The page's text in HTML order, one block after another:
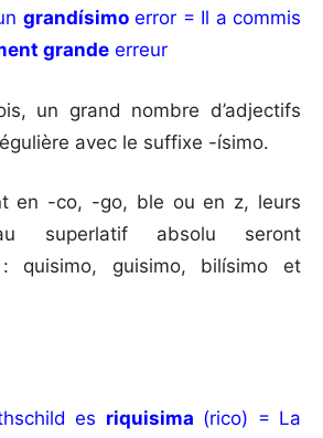
grandísimoerror = Il a commis
grande erreur
un grand nombre d’adjectifs
avec le suffixe -ísimo.
en -co, -go, ble ou en z, leurs
superlatif absolu seront
: quisimo, guisimo, bilísimo et
es riquisima (rico) = La